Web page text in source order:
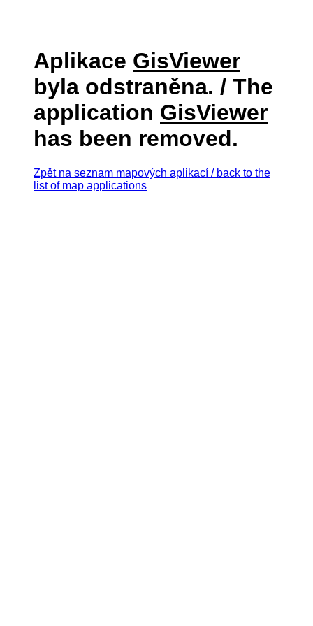
Aplikace GisViewer
byla odstraněna. / The
application GisViewer
has been removed.
Zpět na seznam mapových aplikací / back to the
list of map applications